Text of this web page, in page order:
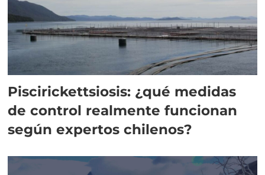
Piscirickettsiosis: ¿qué medidas
de control realmente funcionan
según expertos chilenos?